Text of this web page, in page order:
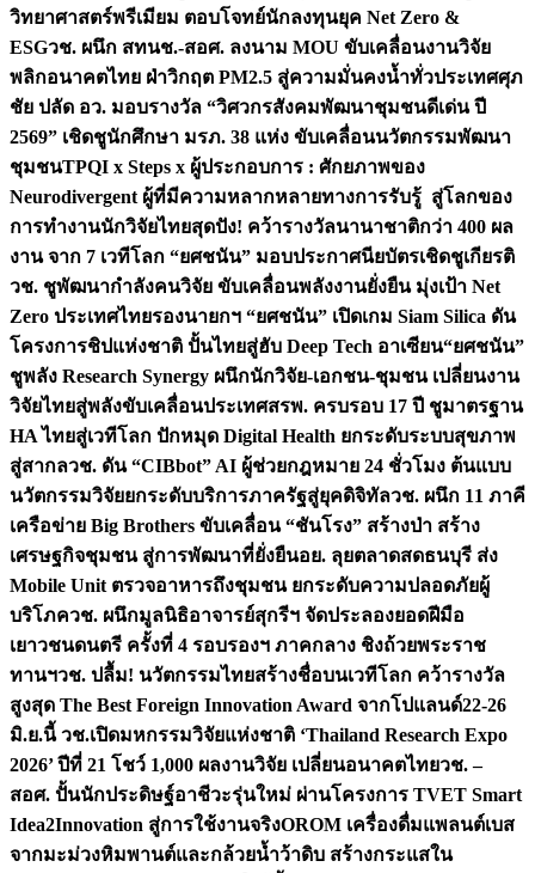
วิทยาศาสตร์พรีเมียม ตอบโจทย์นักลงทุนยุค Net Zero &
ESGวช. ผนึก สทนช.-สอศ. ลงนาม MOU ขับเคลื่อนงานวิจัย
พลิกอนาคตไทย ฝ่าวิกฤต PM2.5 สู่ความมั่นคงน้ำทั่วประเทศศุภ
ชัย ปลัด อว. มอบรางวัล “วิศวกรสังคมพัฒนาชุมชนดีเด่น ปี
2569” เชิดชูนักศึกษา มรภ. 38 แห่ง ขับเคลื่อนนวัตกรรมพัฒนา
ชุมชนTPQI x Steps x ผู้ประกอบการ : ศักยภาพของ
Neurodivergent ผู้ที่มีความหลากหลายทางการรับรู้ สู่โลกของ
การทำงานนักวิจัยไทยสุดปัง! คว้ารางวัลนานาชาติกว่า 400 ผล
งาน จาก 7 เวทีโลก “ยศชนัน” มอบประกาศนียบัตรเชิดชูเกียรติ
วช. ชูพัฒนากำลังคนวิจัย ขับเคลื่อนพลังงานยั่งยืน มุ่งเป้า Net
Zero ประเทศไทยรองนายกฯ “ยศชนัน” เปิดเกม Siam Silica ดัน
โครงการชิปแห่งชาติ ปั้นไทยสู่ฮับ Deep Tech อาเซียน“ยศชนัน”
ชูพลัง Research Synergy ผนึกนักวิจัย-เอกชน-ชุมชน เปลี่ยนงาน
วิจัยไทยสู่พลังขับเคลื่อนประเทศสรพ. ครบรอบ 17 ปี ชูมาตรฐาน
HA ไทยสู่เวทีโลก ปักหมุด Digital Health ยกระดับระบบสุขภาพ
สู่สากลวช. ดัน “CIBbot” AI ผู้ช่วยกฎหมาย 24 ชั่วโมง ต้นแบบ
นวัตกรรมวิจัยยกระดับบริการภาครัฐสู่ยุคดิจิทัลวช. ผนึก 11 ภาคี
เครือข่าย Big Brothers ขับเคลื่อน “ชันโรง” สร้างป่า สร้าง
เศรษฐกิจชุมชน สู่การพัฒนาที่ยั่งยืนอย. ลุยตลาดสดธนบุรี ส่ง
Mobile Unit ตรวจอาหารถึงชุมชน ยกระดับความปลอดภัยผู้
บริโภควช. ผนึกมูลนิธิอาจารย์สุกรีฯ จัดประลองยอดฝีมือ
เยาวชนดนตรี ครั้งที่ 4 รอบรองฯ ภาคกลาง ชิงถ้วยพระราช
ทานฯวช. ปลื้ม! นวัตกรรมไทยสร้างชื่อบนเวทีโลก คว้ารางวัล
สูงสุด The Best Foreign Innovation Award จากโปแลนด์22-26
มิ.ย.นี้ วช.เปิดมหกรรมวิจัยแห่งชาติ ‘Thailand Research Expo
2026’ ปีที่ 21 โชว์ 1,000 ผลงานวิจัย เปลี่ยนอนาคตไทยวช. –
สอศ. ปั้นนักประดิษฐ์อาชีวะรุ่นใหม่ ผ่านโครงการ TVET Smart
Idea2Innovation สู่การใช้งานจริงOROM เครื่องดื่มแพลนต์เบส
จากมะม่วงหิมพานต์และกล้วยน้ำว้าดิบ สร้างกระแสใน